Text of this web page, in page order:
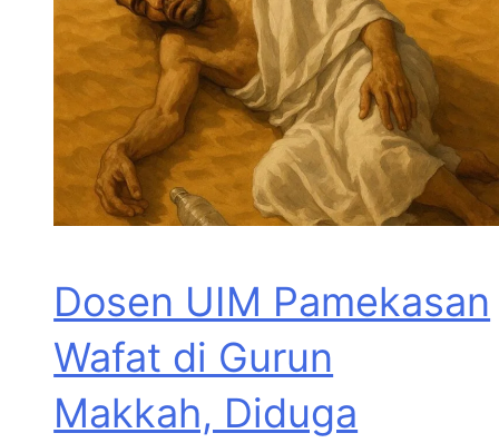
Dosen UIM Pamekasan
Wafat di Gurun
Makkah, Diduga